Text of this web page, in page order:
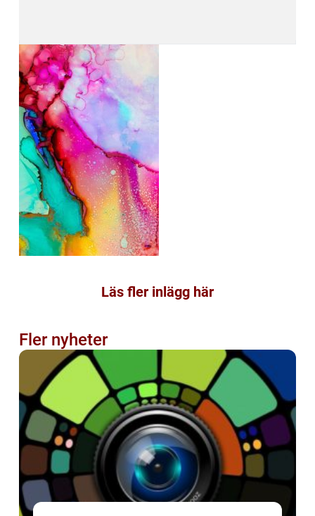
Läs fler inlägg här
Fler nyheter